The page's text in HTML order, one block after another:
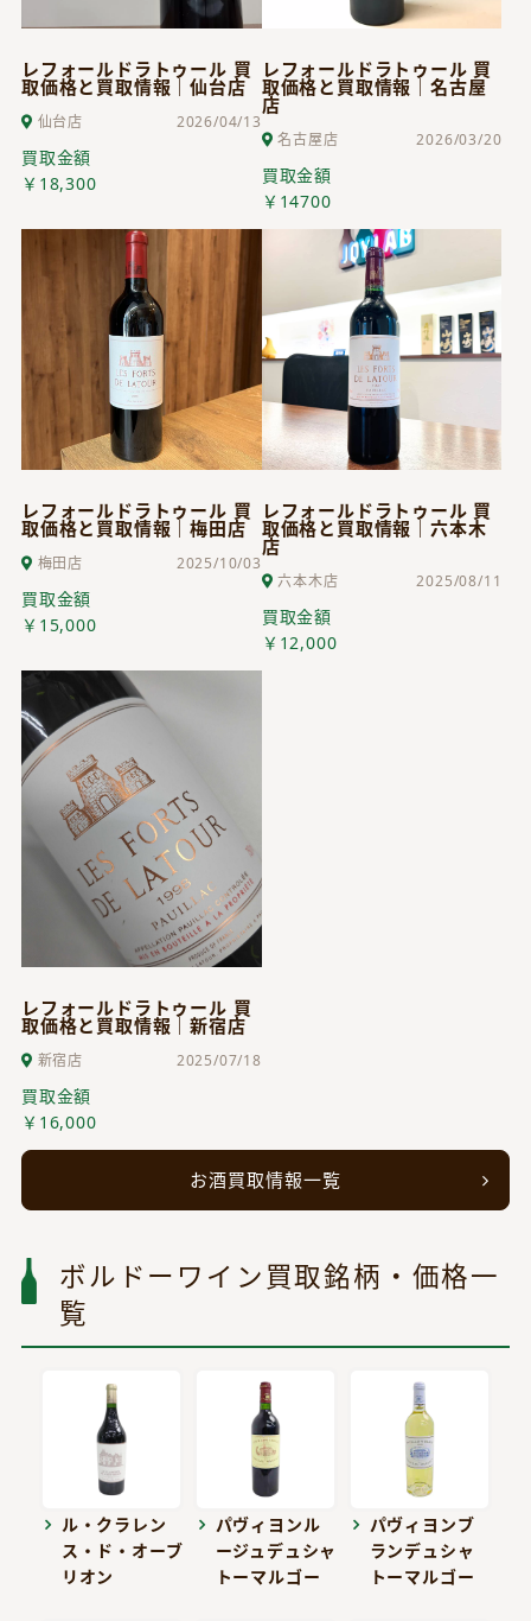
レフォールドラトゥール 買
取価格と買取情報｜仙台店
仙台店 2026/04/13
買取金額
￥18,300
レフォールドラトゥール 買
取価格と買取情報｜名古屋
店
名古屋店 2026/03/20
買取金額
￥14700
レフォールドラトゥール 買
取価格と買取情報｜梅田店
梅田店 2025/10/03
買取金額
￥15,000
レフォールドラトゥール 買
取価格と買取情報｜六本木
店
六本木店 2025/08/11
買取金額
￥12,000
レフォールドラトゥール 買
取価格と買取情報｜新宿店
新宿店 2025/07/18
買取金額
￥16,000
お酒買取情報一覧
ボルドーワイン買取銘柄・価格一
覧
ル・クラレン
ス・ド・オーブ
リオン
パヴィヨンル
ージュデュシャ
トーマルゴー
パヴィヨンブ
ランデュシャ
トーマルゴー